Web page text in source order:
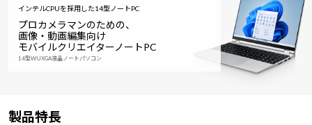
サーバー
ワークステーション
Windows 11
MousePro
iiyama スペック/パーツ別
今イチオシのパソコンをピ
Windows 11|Copilot+ PC
インテルCPUを採用した14型ノートPC
プロカメラマンのための、
画像・動画編集向け
モバイルクリエイターノートPC
14型WUXGA液晶ノートパソコン
製品特長